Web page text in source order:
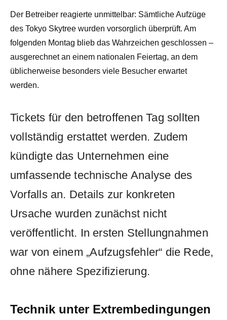
Der Betreiber reagierte unmittelbar: Sämtliche Aufzüge
des Tokyo Skytree wurden vorsorglich überprüft. Am
folgenden Montag blieb das Wahrzeichen geschlossen –
ausgerechnet an einem nationalen Feiertag, an dem
üblicherweise besonders viele Besucher erwartet
werden.
Tickets für den betroffenen Tag sollten
vollständig erstattet werden. Zudem
kündigte das Unternehmen eine
umfassende technische Analyse des
Vorfalls an. Details zur konkreten
Ursache wurden zunächst nicht
veröffentlicht. In ersten Stellungnahmen
war von einem „Aufzugsfehler“ die Rede,
ohne nähere Spezifizierung.
Technik unter Extrembedingungen